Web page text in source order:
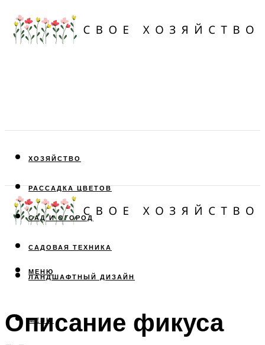
ХОЗЯЙСТВО
РАССАДКА ЦВЕТОВ
САД И ОГОРОД
САДОВАЯ ТЕХНИКА
ЛАНДШАФТНЫЙ ДИЗАЙН
МЕНЮ
МЕНЮ
Описание фикуса